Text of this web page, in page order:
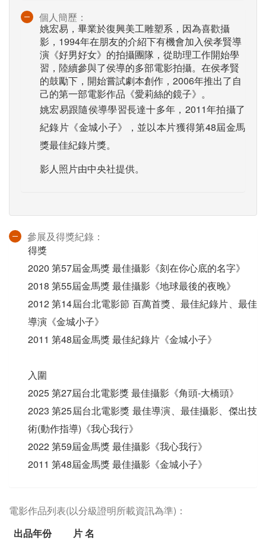
個人簡歷：
姚宏易，畢業於復興美工雕塑系，因為喜歡攝
影，1994年在朋友的介紹下有機會加入侯孝賢導
演《好男好女》的拍攝團隊，從助理工作開始學
習，陸續參與了侯導的多部電影拍攝。在侯孝賢
的鼓勵下，開始嘗試劇本創作，2006年推出了自
己的第一部電影作品《愛莉絲的鏡子》。
姚宏易跟隨侯導學習長達十多年，2011年拍攝了
紀錄片《金城小子》，並以本片獲得第48屆金馬
獎最佳紀錄片獎。
影人照片由中央社提供。
參展及得獎紀錄：
得獎
2020 第57屆金馬獎 最佳攝影《刻在你心底的名字》
2018 第55屆金馬獎 最佳攝影《地球最後的夜晚》
2012 第14屆台北電影節 百萬首獎、最佳紀錄片、最佳
導演《金城小子》
2011 第48屆金馬獎 最佳紀錄片《金城小子》
入圍
2025 第27屆台北電影獎 最佳攝影《角頭-大橋頭》
2023 第25屆台北電影獎 最佳導演、最佳攝影、傑出技
術(動作指導)《我心我行》
2022 第59屆金馬獎 最佳攝影《我心我行》
2011 第48屆金馬獎 最佳攝影《金城小子》
電影作品列表(以分級證明所載資訊為準)：
出品年份
片 名